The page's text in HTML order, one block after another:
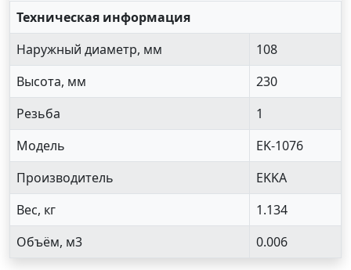
Техническая информация
Наружный диаметр, мм
108
Высота, мм
230
Резьба
1
Модель
EK-1076
Производитель
EKKA
Вес, кг
1.134
Объём, м3
0.006